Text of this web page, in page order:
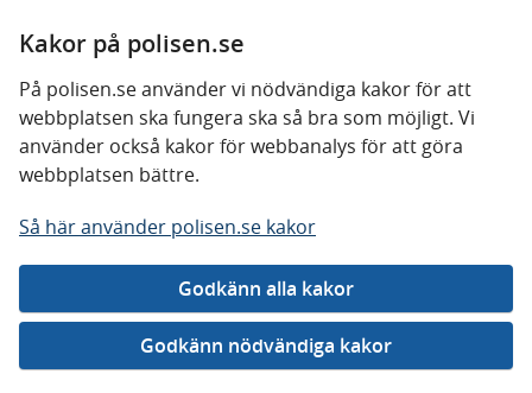
Kakor på polisen.se
På polisen.se använder vi nödvändiga kakor för att
webbplatsen ska fungera ska så bra som möjligt. Vi
använder också kakor för webbanalys för att göra
webbplatsen bättre.
Så här använder polisen.se kakor